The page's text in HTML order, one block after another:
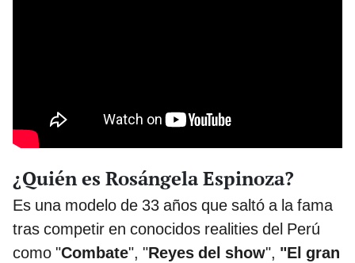
¿Quién es Rosángela Espinoza?
Es una modelo de 33 años que saltó a la fama
tras competir en conocidos realities del Perú
como "Combate", "Reyes del show", "El gran